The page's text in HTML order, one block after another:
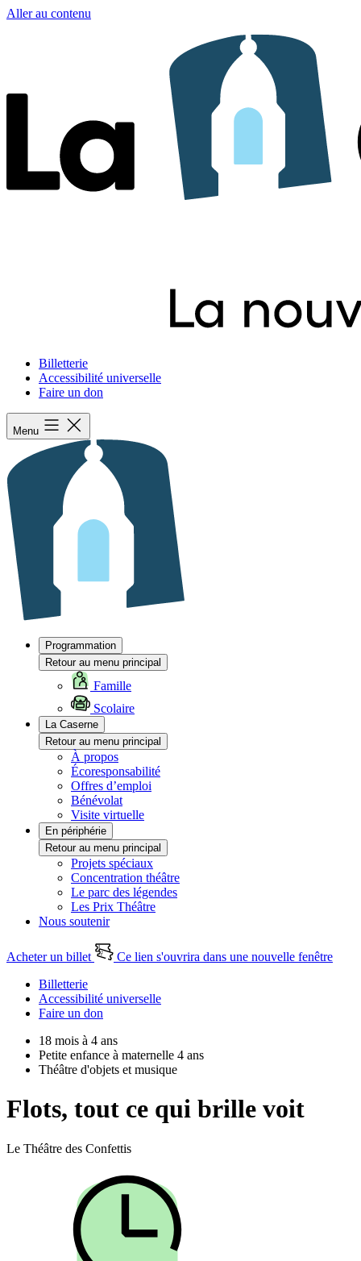
Aller au contenu
Billetterie
Accessibilité universelle
Faire un don
Menu
Programmation
Retour au menu principal
Famille
Scolaire
La Caserne
Retour au menu principal
À propos
Écoresponsabilité
Offres d’emploi
Bénévolat
Visite virtuelle
En périphérie
Retour au menu principal
Projets spéciaux
Concentration théâtre
Le parc des légendes
Les Prix Théâtre
Nous soutenir
Acheter un billet
Ce lien s'ouvrira dans une nouvelle fenêtre
Billetterie
Accessibilité universelle
Faire un don
18 mois à 4 ans
Petite enfance à maternelle 4 ans
Théâtre d'objets et musique
Flots, tout ce qui brille voit
Le Théâtre des Confettis